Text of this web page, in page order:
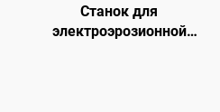
Станок для
электроэрозионной